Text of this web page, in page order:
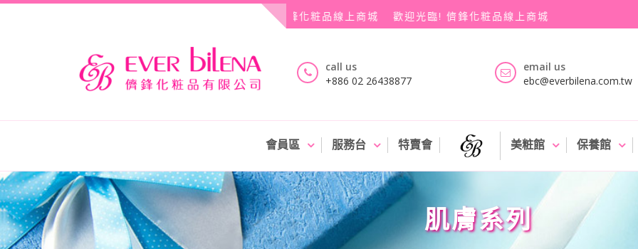
Skip
歡迎光臨! 儕鋒化粧品線上商城 歡迎光臨! 儕鋒化粧品線上商城
儕鋒化粧品線上商城
call us
+886 02 26438877
email us
ebc@everbilena.com.tw
會員區 服務台 特賣會 美粧館 保養館
肌膚系列